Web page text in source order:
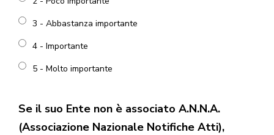
3 - Abbastanza importante
4 - Importante
5 - Molto importante
Se il suo Ente non è associato A.N.N.A.
(Associazione Nazionale Notifiche Atti),